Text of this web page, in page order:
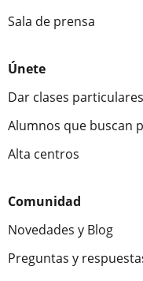
Sala de prensa
Únete
Dar clases particulares
Alumnos que buscan
Alta centros
Comunidad
Novedades y Blog
Preguntas y